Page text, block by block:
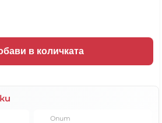
в количката
Опит